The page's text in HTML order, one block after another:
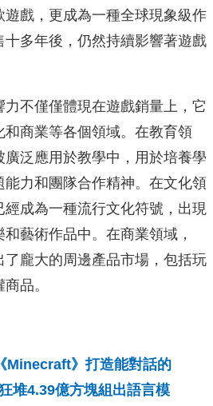
遊戲，更成為一種全球現象級作
多年後，仍然持續影響著遊戲
力不僅僅體現在遊戲銷量上，它
商業等各個領域。在教育領
泛應用於教學中，用於培養學
力和團隊合作精神。在文化領
成為一種流行文化符號，出現
藝術作品中。在商業領域，
了龐大的周邊產品市場，包括玩
品。
Minecraft》打造能對話的
堆4.39億方塊組出語言模